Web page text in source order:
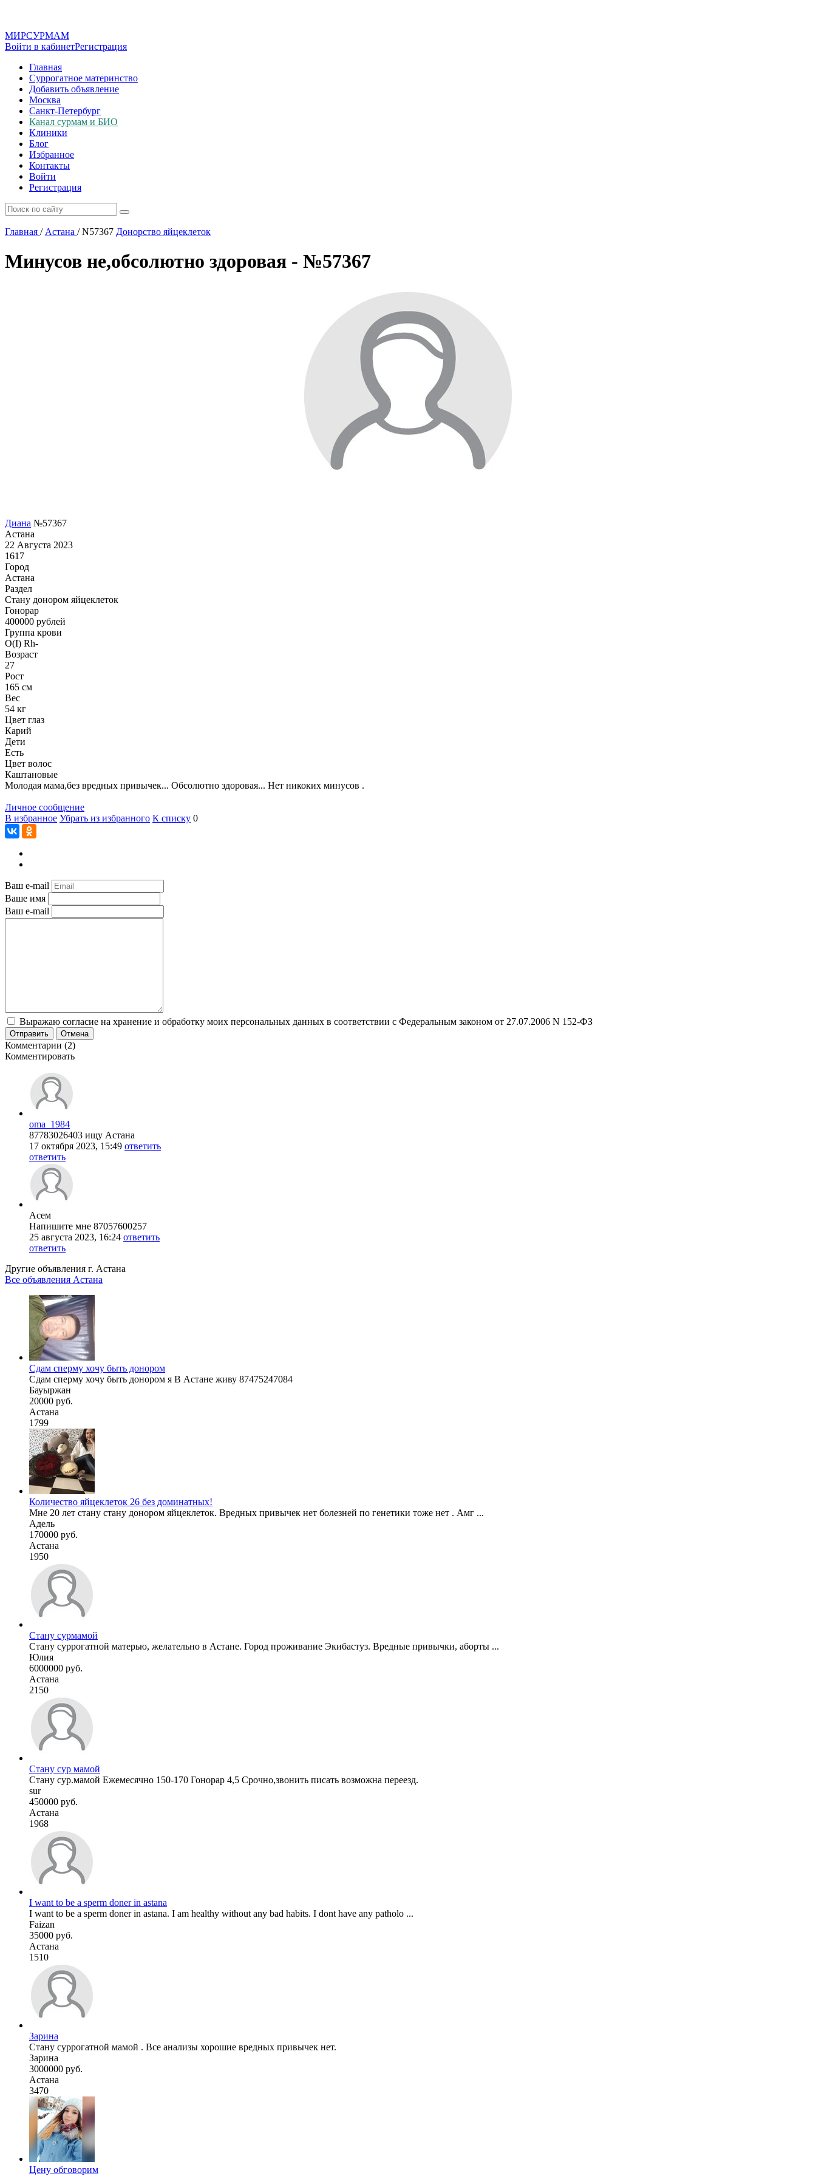
МИРСУРМАМ
Войти в кабинетРегистрация
Главная
Суррогатное материнство
Добавить объявление
Москва
Санкт-Петербург
Канал сурмам и БИО
Клиники
Блог
Избранное
Контакты
Войти
Регистрация
Главная / Астана /N57367 Донорство яйцеклеток
Минусов не,обсолютно здоровая - №57367
Диана №57367
Астана
22 Августа 2023
1617
Город
Астана
Раздел
Стану донором яйцеклеток
Гонoрар
400000 рублей
Группа крови
O(I) Rh-
Возраст
27
Рост
165 см
Вес
54 кг
Цвет глаз
Карий
Дети
Есть
Цвет волос
Каштановые
Молодая мама,без вредных привычек... Обсолютно здоровая... Нет никоких минусов .
Личное сообщение
В избранное Убрать из избранного К списку 0
Ваш e-mail
Ваше имя
Ваш e-mail
Выражаю согласие на хранение и обработку моих персональных данных в соответствии с Федеральным законом от 27.07.2006 N 152-ФЗ
Отправить Отмена
Комментарии (2)
Комментировать
oma_1984
87783026403 ищу Астана
17 октября 2023, 15:49 ответить
ответить
Асем
Напишите мне 87057600257
25 августа 2023, 16:24 ответить
ответить
Другие объявления г. Астана
Все объявления Астана
Сдам сперму хочу быть донором
Сдам сперму хочу быть донором я В Астане живу 87475247084
Бауыржан
20000 руб.
Астана
1799
Количество яйцеклеток 26 без доминатных!
Мне 20 лет стану стану донором яйцеклеток. Вредных привычек нет болезней по генетики тоже нет . Амг ...
Адель
170000 руб.
Астана
1950
Стану сурмамой
Стану суррогатной матерью, желательно в Астане. Город проживание Экибастуз. Вредные привычки, аборты ...
Юлия
6000000 руб.
Астана
2150
Стану сур мамой
Стану сур.мамой Ежемесячно 150-170 Гонорар 4,5 Срочно,звонить писать возможна переезд.
sur
450000 руб.
Астана
1968
I want to be a sperm doner in astana
I want to be a sperm doner in astana. I am healthy without any bad habits. I dont have any patholo ...
Faizan
35000 руб.
Астана
1510
Зарина
Стану суррогатной мамой . Все анализы хорошие вредных привычек нет.
Зарина
3000000 руб.
Астана
3470
Цену обговорим